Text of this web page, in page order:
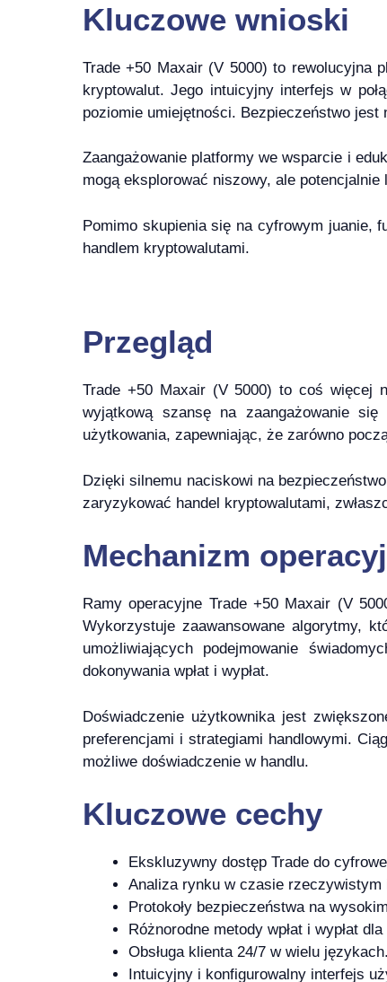
Kluczowe wnioski
Trade +50 Maxair (V 5000) to rewolucyjna
kryptowalut. Jego intuicyjny interfejs w
poziomie umiejętności. Bezpieczeństwo
Zaangażowanie platformy we wsparcie i
mogą eksplorować niszowy, ale
Pomimo skupienia się na cyfrowym juanie,
handlem kryptowalutami.
Przegląd
Trade +50 Maxair (V 5000) to coś więcej
wyjątkową szansę na zaangażowanie
użytkowania, zapewniając, że zarówno
Dzięki silnemu naciskowi na
zaryzykować handel kryptowalutami,
Mechanizm
Ramy operacyjne Trade +50 Maxair (V
Wykorzystuje zaawansowane algorytmy,
umożliwiających podejmowanie
dokonywania wpłat i wypłat.
Doświadczenie użytkownika jest
preferencjami i strategiami handlowymi.
możliwe doświadczenie w handlu.
Kluczowe cechy
Ekskluzywny dostęp Trade do
Analiza rynku w czasie rzeczywistym
Protokoły bezpieczeństwa na
Różnorodne metody wpłat i wypłat
Obsługa klienta 24/7 w wielu językach.
Intuicyjny i konfigurowalny interfejs